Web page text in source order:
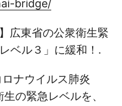
bridge/
広東省の公衆衛生緊
ベル３」に緩和！.
ナウイルス肺炎
の緊急レベルを、